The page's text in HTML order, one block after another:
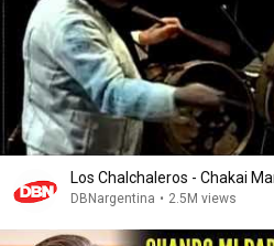
Los Chalchaleros - Chakai
DBNargentina • 2.5M views